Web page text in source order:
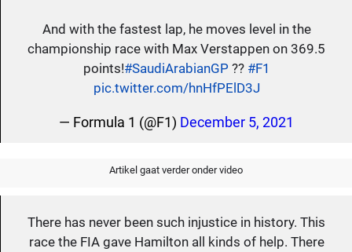
And with the fastest lap, he moves level in the
championship race with Max Verstappen on 369.5
points!#SaudiArabianGP ?? #F1
pic.twitter.com/hnHfPElD3J
— Formula 1 (@F1) December 5, 2021
Artikel gaat verder onder video
There has never been such injustice in history. This
race the FIA gave Hamilton all kinds of help. There